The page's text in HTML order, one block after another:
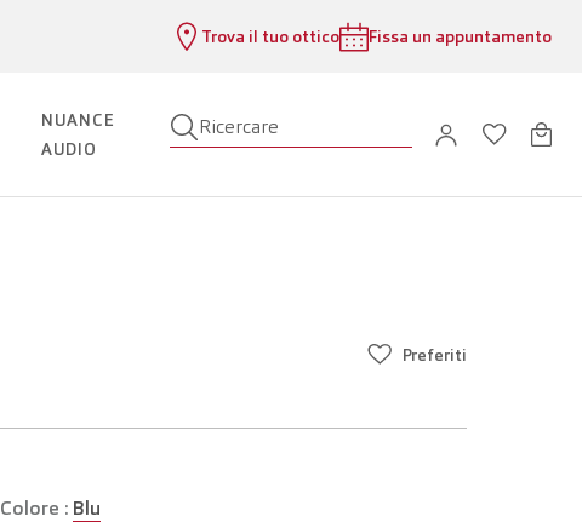
Trova il tuo ottico Fissa un appuntamento
NUANCE
AUDIO
Ricercare
Preferiti
Colore : Blu